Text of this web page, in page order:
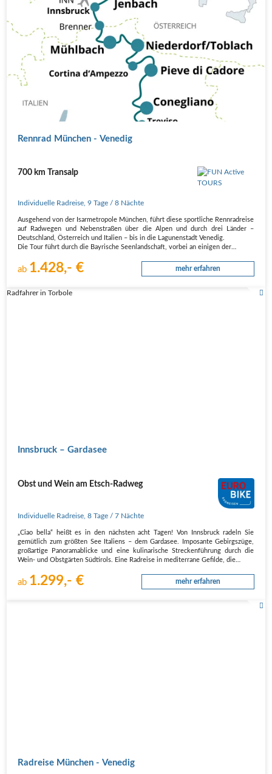
Rennrad München - Venedig
700 km Transalp
Individuelle Radreise ,9 Tage / 8 Nächte
Ausgehend von der Isarmetropole München, führt diese sportliche Rennradreise
auf Radwegen und Nebenstraßen über die Alpen und durch drei Länder –
Deutschland, Österreich und Italien – bis in die Lagunenstadt Venedig.
Die Tour führt durch die Bayrische Seenlandschaft, vorbei an einigen der…
ab 1.428,- € mehr erfahren
Radfahrer in Torbole
Innsbruck – Gardasee
Obst und Wein am Etsch-Radweg
Individuelle Radreise ,8 Tage / 7 Nächte
„Ciao bella“ heißt es in den nächsten acht Tagen! Von Innsbruck radeln Sie
gemütlich zum größten See Italiens – dem Gardasee. Imposante Gebirgszüge,
großartige Panoramablicke und eine kulinarische Streckenführung durch die
Wein- und Obstgärten Südtirols. Eine Radreise in mediterrane Gefilde, die…
ab 1.299,- € mehr erfahren
Radreise München - Venedig